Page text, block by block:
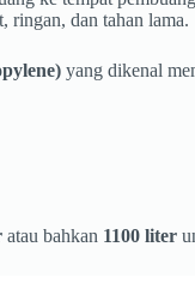
ringan, dan tahan lama.
yang dikenal
atau bahkan 1100 liter